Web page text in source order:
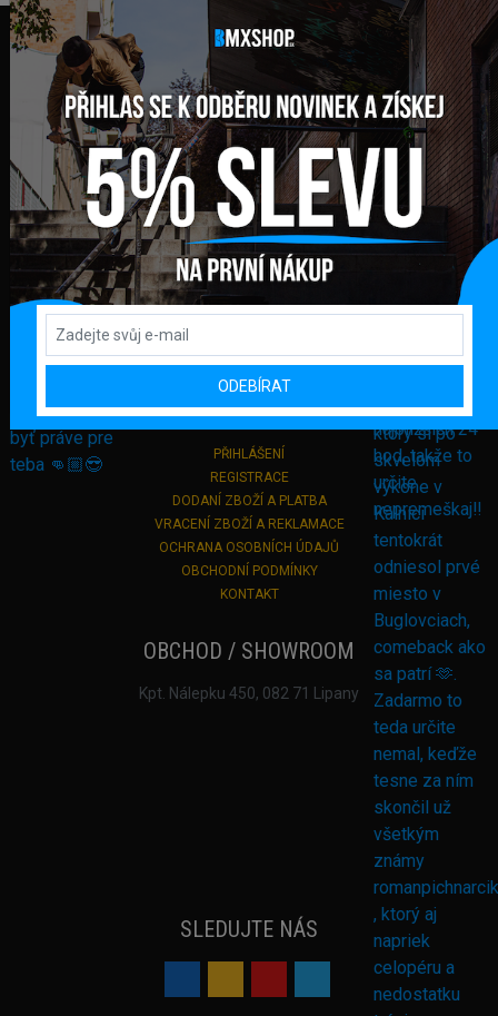
FAKTURAČNÍ ADRESA
GLOBAL DIAMONDS s. r. o.
Námestie sv. Martina 708/30
082 71 Lipany
Slovensko
+421 948 374 905
info@bmxshop.sk
DŮLEŽITÉ ODKAZY
PŘIHLÁŠENÍ
REGISTRACE
DODANÍ ZBOŽÍ A PLATBA
VRACENÍ ZBOŽÍ A REKLAMACE
OCHRANA OSOBNÍCH ÚDAJŮ
OBCHODNÍ PODMÍNKY
KONTAKT
OBCHOD / SHOWROOM
Kpt. Nálepku 450, 082 71 Lipany
SLEDUJTE NÁS
ODEBÍRAT